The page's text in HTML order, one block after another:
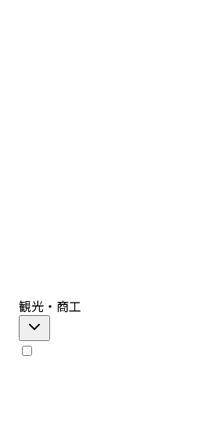
観光・商工